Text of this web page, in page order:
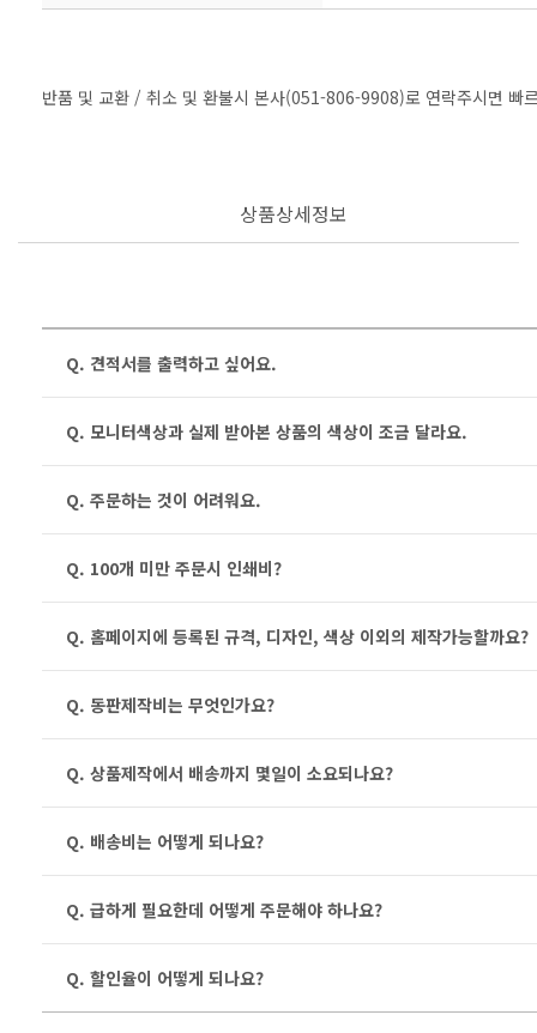
반품 및 교환 / 취소 및 환불시 본사(051-806-9908)로 연락주시면 빠
상품상세정보
Q. 견적서를 출력하고 싶어요.
Q. 모니터색상과 실제 받아본 상품의 색상이 조금 달라요.
Q. 주문하는 것이 어려워요.
Q. 100개 미만 주문시 인쇄비?
Q. 홈페이지에 등록된 규격, 디자인, 색상 이외의 제작가능할까요?
Q. 동판제작비는 무엇인가요?
Q. 상품제작에서 배송까지 몇일이 소요되나요?
Q. 배송비는 어떻게 되나요?
Q. 급하게 필요한데 어떻게 주문해야 하나요?
Q. 할인율이 어떻게 되나요?